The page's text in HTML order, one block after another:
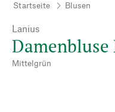
Startseite Blusen
Lanius
Damenbluse
Mittelgrün